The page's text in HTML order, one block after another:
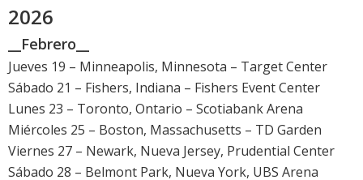
2026
__Febrero__
Jueves 19 – Minneapolis, Minnesota – Target Center
Sábado 21 – Fishers, Indiana – Fishers Event Center
Lunes 23 – Toronto, Ontario – Scotiabank Arena
Miércoles 25 – Boston, Massachusetts – TD Garden
Viernes 27 – Newark, Nueva Jersey, Prudential Center
Sábado 28 – Belmont Park, Nueva York, UBS Arena